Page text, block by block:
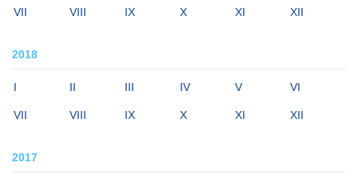
VII VIII IX X XI XII
2018
I II III IV V VI
VII VIII IX X XI XII
2017